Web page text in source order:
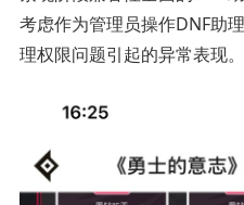
考虑作为管理员操作DNF助
理权限问题引起的异常表现。